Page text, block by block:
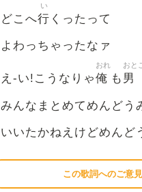
どこへ行
い
くったって
よわっちゃったなァ
え-い!こうなりゃ俺
おれ
も 男
おと
みんなまとめてめんどう
いいたかねえけどめんど
この歌詞へのご意見